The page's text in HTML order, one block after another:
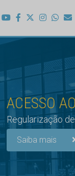
Linked In
Youtube
Facebook
X
TCE
Sistema de
Saiba mais